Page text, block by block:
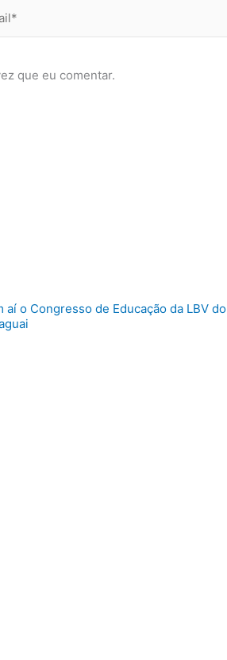
que eu comentar.
aí o Congresso de Educação da LBV do